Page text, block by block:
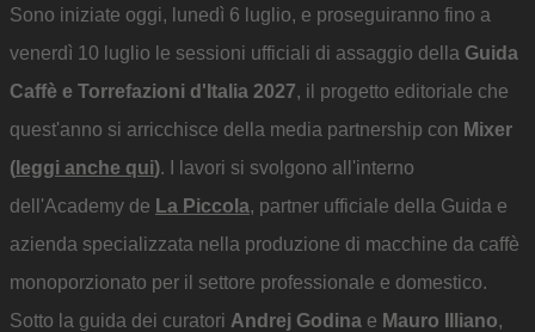
Sono iniziate oggi, lunedì 6 luglio, e proseguiranno fino a
venerdì 10 luglio le sessioni ufficiali di assaggio della Guida
Caffè e Torrefazioni d'Italia 2027, il progetto editoriale che
quest'anno si arricchisce della media partnership con Mixer
( leggi anche qui). I lavori si svolgono all'interno
dell'Academy de La Piccola, partner ufficiale della Guida e
azienda specializzata nella produzione di macchine da caffè
monoporzionato per il settore professionale e domestico.
Sotto la guida dei curatori Andrej Godina e Mauro Illiano,